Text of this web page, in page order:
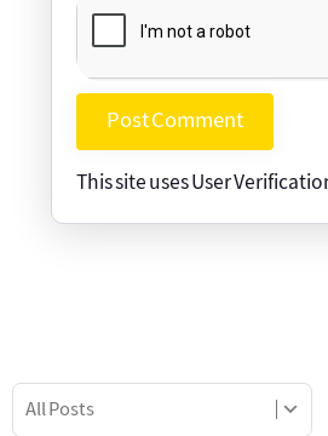
This site uses User